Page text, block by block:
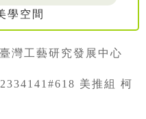
學空間
灣工藝研究發展中心
美推組 柯